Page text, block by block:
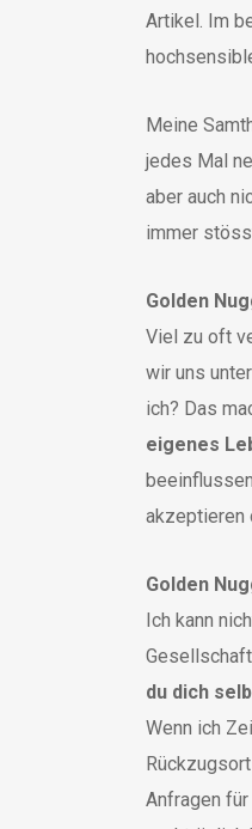
Artikel. Im
Meine
jedes Mal
aber auch
immer
Golden
Viel zu oft
wir uns
ich? Das
eigenes
akzeptieren
Golden
Ich kann
du dich
Wenn ich
Anfragen